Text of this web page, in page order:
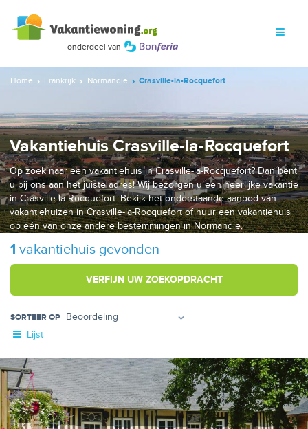
Home Frankrijk Normandië Crasville-la-Rocquefort
Vakantiehuis Crasville-la-Rocquefort
Op zoek naar een vakantiehuis in Crasville-la-Rocquefort? Dan bent
u bij ons aan het juiste adres! Wij bezorgen u een heerlijke vakantie
in Crasville-la-Rocquefort. Bekijk het onderstaande aanbod van
vakantiehuizen in Crasville-la-Rocquefort of huur een vakantiehuis
op één van onze andere bestemmingen in Normandië.
1 vakantiehuis gevonden
VERFIJN UW ZOEKOPDRACHT
SORTEER OP
Lijst